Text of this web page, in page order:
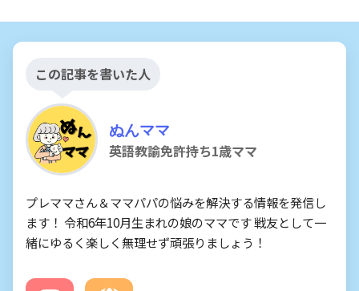
この記事を書いた人
ぬんママ
英語教諭免許持ち1歳ママ
プレママさん＆ママパパの悩みを解決する情報を発信し
ます！ 令和6年10月生まれの娘のママです 戦友として一
緒にゆるく楽しく無理せず頑張りましょう！